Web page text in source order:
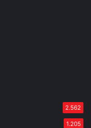
2.562
1.205